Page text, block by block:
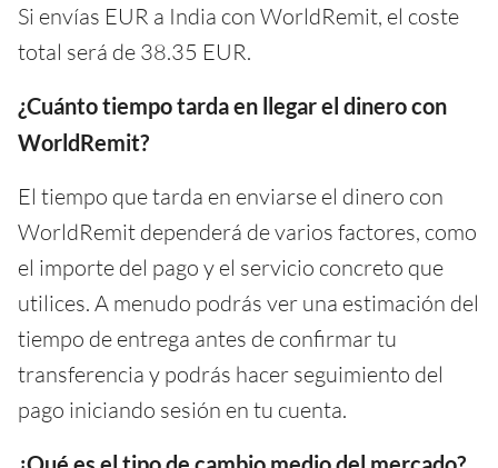
Si envías EUR a India con WorldRemit, el coste
total será de 38.35 EUR.
¿Cuánto tiempo tarda en llegar el dinero con
WorldRemit?
El tiempo que tarda en enviarse el dinero con
WorldRemit dependerá de varios factores, como
el importe del pago y el servicio concreto que
utilices. A menudo podrás ver una estimación del
tiempo de entrega antes de confirmar tu
transferencia y podrás hacer seguimiento del
pago iniciando sesión en tu cuenta.